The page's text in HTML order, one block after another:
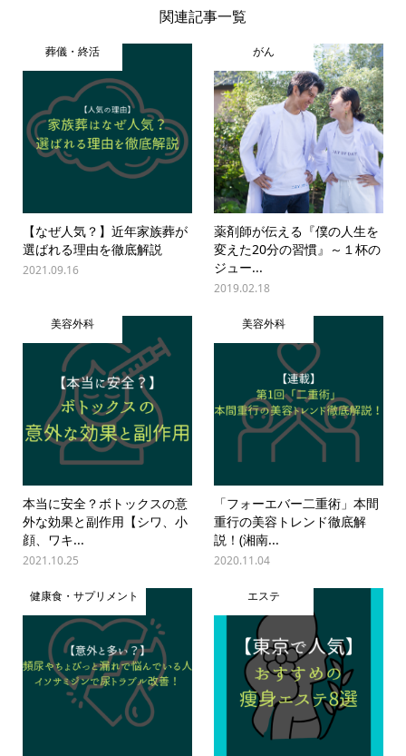
関連記事一覧
葬儀・終活
【なぜ人気？】近年家族葬が
選ばれる理由を徹底解説
2021.09.16
がん
薬剤師が伝える『僕の人生を
変えた20分の習慣』～１杯の
ジュー...
2019.02.18
美容外科
本当に安全？ボトックスの意
外な効果と副作用【シワ、小
顔、ワキ...
2021.10.25
美容外科
「フォーエバー二重術」本間
重行の美容トレンド徹底解
説！(湘南...
2020.11.04
健康食・サプリメント エステ